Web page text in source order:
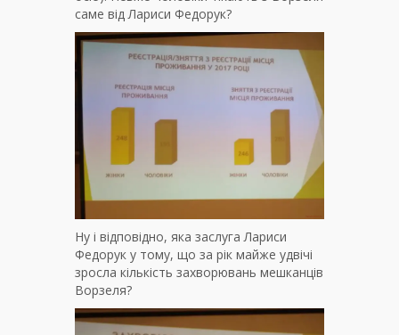
саме від Лариси Федорук?
Ну і відповідно, яка заслуга Лариси
Федорук у тому, що за рік майже удвічі
зросла кількість захворювань мешканців
Ворзеля?